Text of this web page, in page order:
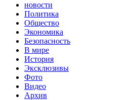
новости
Политика
Общество
Экономика
Безопасность
В мире
История
Эксклюзивы
Фото
Видео
Архив